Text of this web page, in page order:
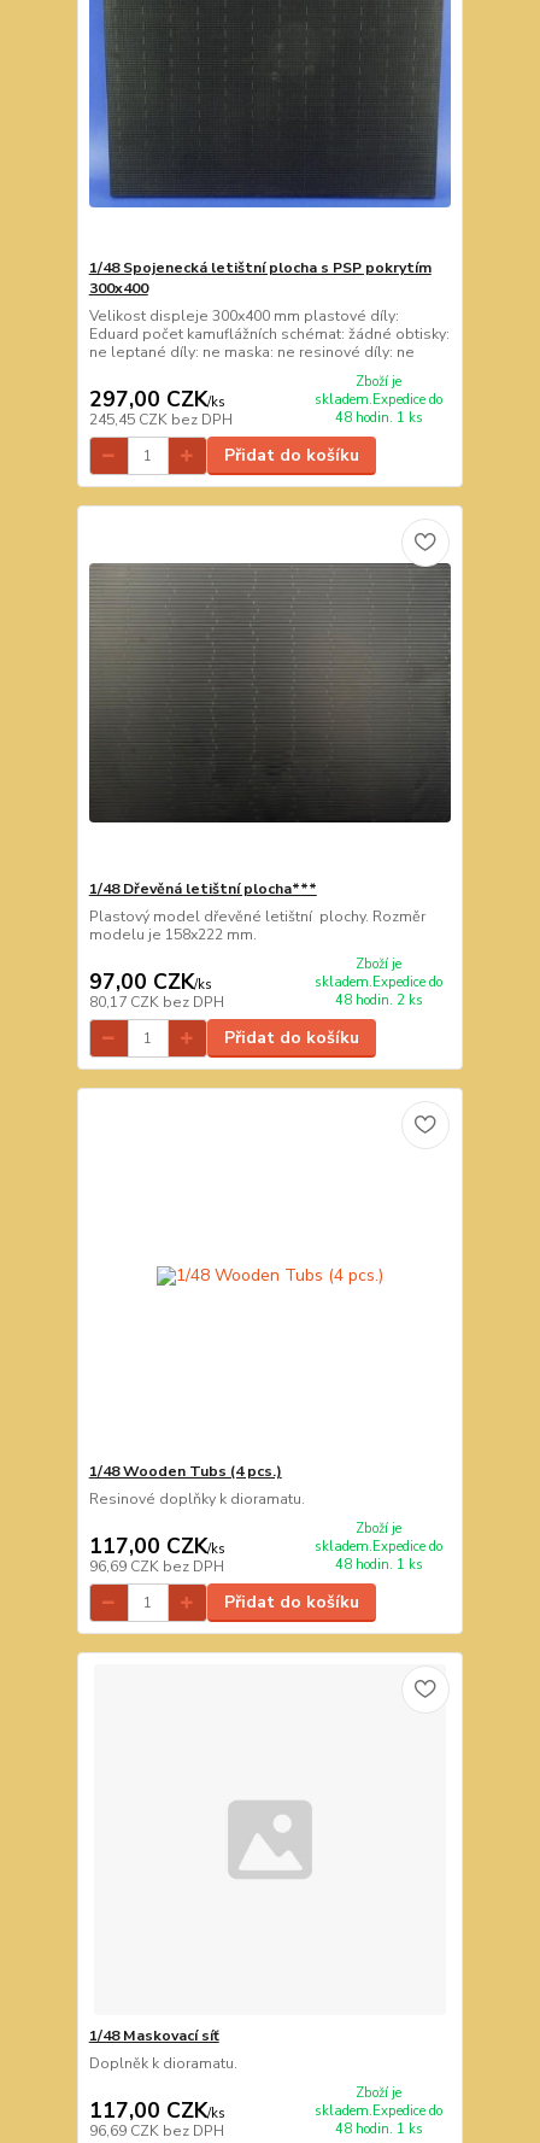
1/48 Spojenecká letištní plocha s PSP pokrytím
300x400
Velikost displeje 300x400 mm plastové díly:
Eduard počet kamuflážních schémat: žádné obtisky:
ne leptané díly: ne maska: ne resinové díly: ne
297,00 CZK/ks
245,45 CZK bez DPH
Zboží je
skladem.Expedice do
48 hodin. 1 ks
Přidat do košíku
1/48 Dřevěná letištní plocha***
Plastový model dřevěné letištní plochy. Rozměr
modelu je 158x222 mm.
97,00 CZK/ks
80,17 CZK bez DPH
Zboží je
skladem.Expedice do
48 hodin. 2 ks
Přidat do košíku
1/48 Wooden Tubs (4 pcs.)
Resinové doplňky k dioramatu.
117,00 CZK/ks
96,69 CZK bez DPH
Zboží je
skladem.Expedice do
48 hodin. 1 ks
Přidat do košíku
1/48 Maskovací síť
Doplněk k dioramatu.
117,00 CZK/ks
96,69 CZK bez DPH
Zboží je
skladem.Expedice do
48 hodin. 1 ks